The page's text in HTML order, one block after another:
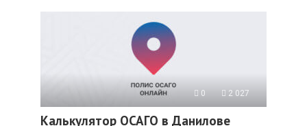
0 2 027
Калькулятор ОСАГО в Данилове